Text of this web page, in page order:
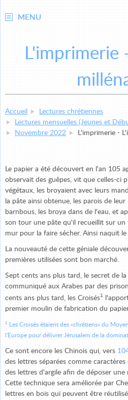
MENU
L'imprimerie
Accueil
Lectures chrétiennes
Lectures mensuelles (Jeunes et
Novembre 2022
L'imprimerie -
Le papier a été découvert en l'an 105
observait des guêpes, vit que celles-ci
végétaux, les broyaient avec leurs
la pâte ainsi obtenue, les parois de
barnbous, les broya dans de l'eau, et
son tour une pâte qu'il recueillit sur un
mur pour la faire sécher. Ainsi naquit le
La nouveauté de cette géniale
premières utilisées sont bon marché.
Sept cents ans plus tard, le secret de
communiqué aux Arabes par des
cents ans plus tard, les Croisés1
premier moulin de fabrication du
1
Les Croisés étaient des «chrétiens» du
l'Europe pour délivrer Jérusalem de la
Ce sont encore les Chinois qui, vers
des lettres séparées comme
des lettres d'argile afin de déposer une
Cette technique sera améliorée par
lettres en bois qui peuvent être